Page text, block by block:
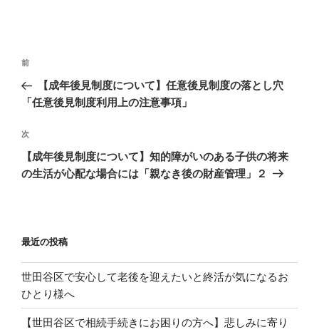
投
ナ
ゲ
ー
シ
過
去
の
稿
前
【成年後見制度について】任意後見制度の落とし穴
「任意後見制度利用上の注意事項」
次
の
投
次
【成年後見制度について】知的障がいのある子供の将来
の生活が心配な場合には「親なき後の財産管理」２
最近の投稿
世田谷区で安心して老後を迎えたいと終活が気になるお
ひとり様へ
【世田谷区で相続手続きにお困りの方へ】悲しみに寄り